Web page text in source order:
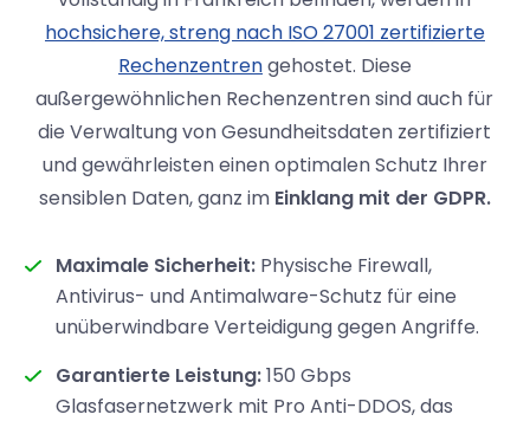
hochsichere, streng nach ISO 27001 zertifizierte
Rechenzentrengehostet. Diese
außergewöhnlichen Rechenzentren sind auch für
die Verwaltung von Gesundheitsdaten zertifiziert
und gewährleisten einen optimalen Schutz Ihrer
sensiblen Daten, ganz im Einklang mit der GDPR.
Maximale Sicherheit: Physische Firewall,
Antivirus- und Antimalware-Schutz für eine
unüberwindbare Verteidigung gegen Angriffe.
Garantierte Leistung:150 Gbps
Glasfasernetzwerk mit Pro Anti-DDOS, das